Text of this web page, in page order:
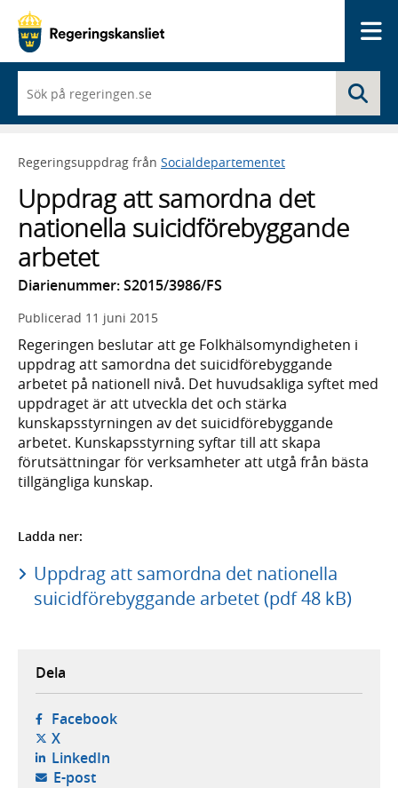
du
börjar
skriva
framträder
lista
med
sökförslag
Regeringsuppdrag från Socialdepartementet
Uppdrag att samordna det
nationella suicidförebyggande
arbetet
Diarienummer: S2015/3986/FS
Publicerad 11 juni 2015
Regeringen beslutar att ge Folkhälsomyndigheten i
uppdrag att samordna det suicidförebyggande
arbetet på nationell nivå. Det huvudsakliga syftet med
uppdraget är att utveckla det och stärka
kunskapsstyrningen av det suicidförebyggande
arbetet. Kunskapsstyrning syftar till att skapa
förutsättningar för verksamheter att utgå från bästa
tillgängliga kunskap.
Ladda ner:
Uppdrag att samordna det nationella
suicidförebyggande arbetet (pdf 48 kB)
Dela
Facebook- öppnas i ny flik, extern webbplats,
X- öppnas i ny flik, extern webbplats,
LinkedIn- öppnas i ny flik, extern webbplats,
E-post- öppnar din e-postklient,